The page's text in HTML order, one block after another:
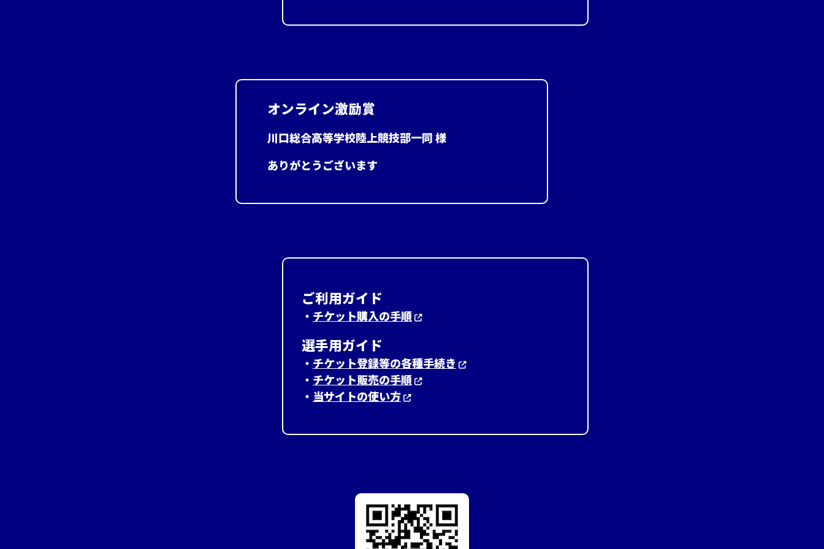
オンライン激励賞
川口総合高等学校陸上競技部一同 様
ありがとうございます
ご利用ガイド
・ チケット購入の手順
選手用ガイド
・ チケット登録等の各種手続き
・ チケット販売の手順
・ 当サイトの使い方